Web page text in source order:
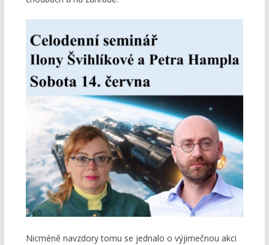
Nicméně navzdory tomu se jednalo o výjimečnou akci